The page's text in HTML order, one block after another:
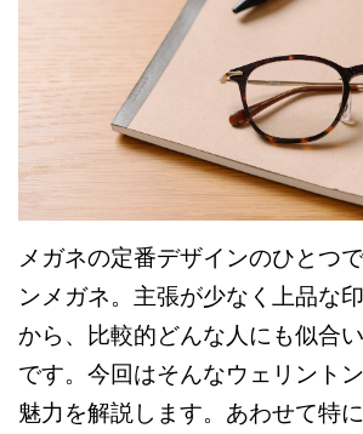
メガネの定番デザインのひとつ
ンメガネ。主張が少なく上品な
から、比較的どんな人にも似合
です。今回はそんなウェリント
魅力を解説します。あわせて特